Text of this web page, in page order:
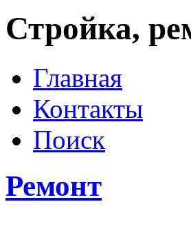
Стройка,
Главная
Контакты
Поиск
Ремонт